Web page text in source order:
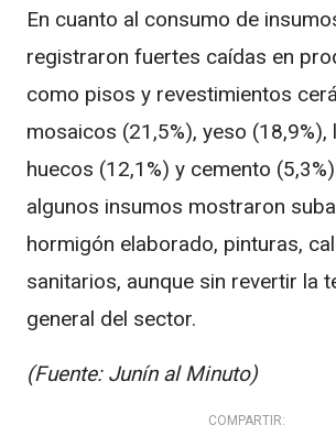
En cuanto al consumo de
registraron fuertes caídas en
como pisos y revestimientos
mosaicos (21,5%), yeso (18,9%),
huecos (12,1%) y cemento
algunos insumos mostraron
hormigón elaborado, pinturas,
sanitarios, aunque sin revertir la
general del sector.
(Fuente: Junín al Minuto)
COMPARTIR: